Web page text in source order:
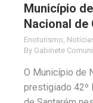
Município
Nacional de
Enoturismo,
By Gabinete
O Município de
prestigiado 42º